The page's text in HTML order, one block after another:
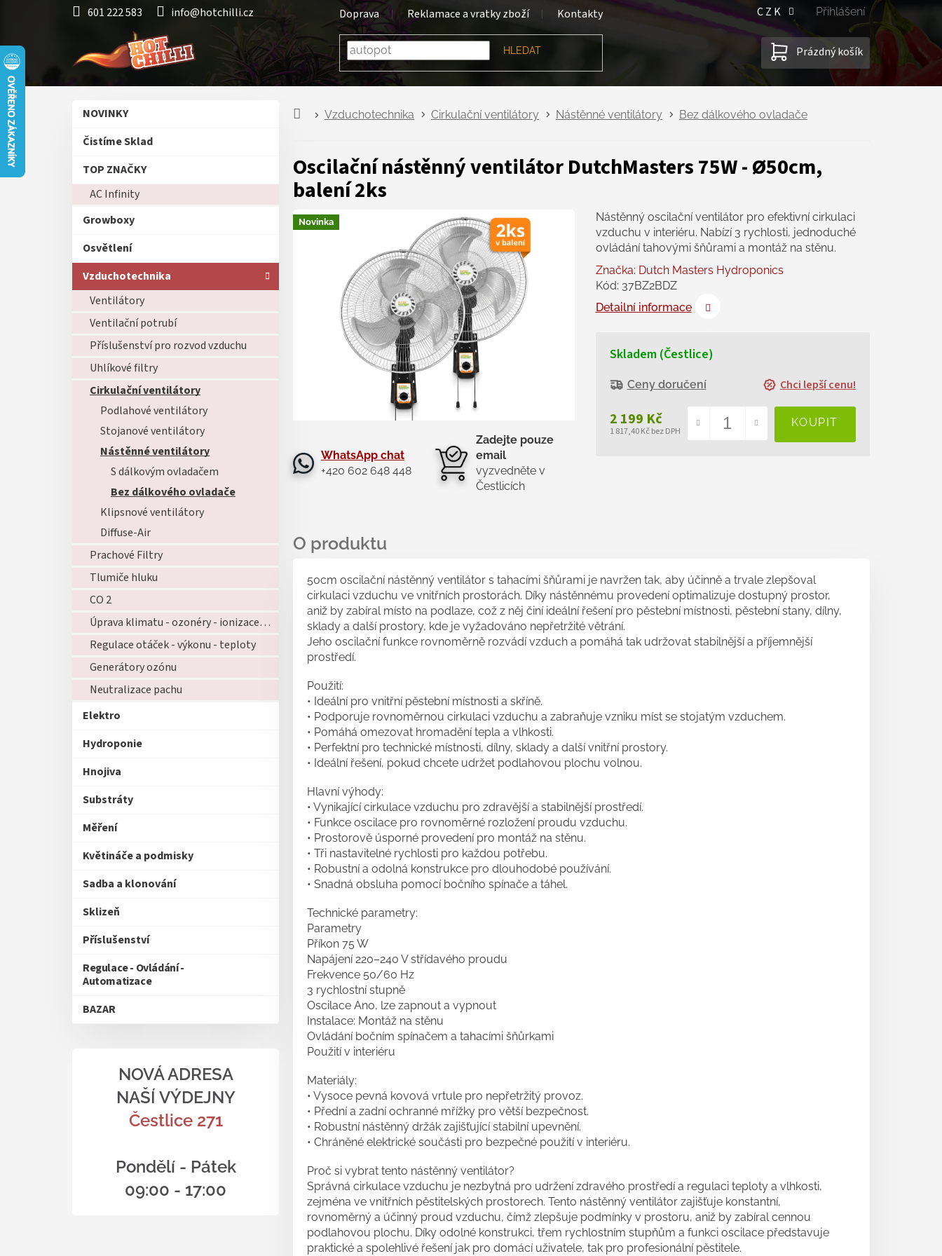
601 222 583 info@hotchilli.cz Doprava Reklamace a vratky zboží Kontakty CZK Přihlášení
HLEDAT
NÁKUPNÍ
KOŠÍK
Prázdný košík
a
a
e
Přeskočit
NOVINKY
Čistíme Sklad
TOP ZNAČKY
AC Infinity
Growboxy
Osvětlení
Vzduchotechnika
Ventilátory
Ventilační potrubí
Příslušenství pro rozvod vzduchu
Uhlíkové filtry
Cirkulační ventilátory
Podlahové ventilátory
Stojanové ventilátory
Nástěnné ventilátory
S dálkovým ovladačem
Bez dálkového ovladače
Klipsnové ventilátory
Diffuse-Air
Prachové Filtry
Tlumiče hluku
CO 2
Úprava klimatu - ozonéry - ionizace - zvlhčovače - atd...
Regulace otáček - výkonu - teploty
Generátory ozónu
Neutralizace pachu
Elektro
Hydroponie
Hnojiva
Substráty
Měření
Květináče a podmisky
Sadba a klonování
Sklizeň
Příslušenství
Regulace - Ovládání -
Automatizace
BAZAR
NOVÁ ADRESA
NAŠÍ VÝDEJNY
Čestlice 271
Pondělí - Pátek
09:00 - 17:00
Vzduchotechnika Cirkulační ventilátory Nástěnné ventilátory Bez dálkového ovladače
Oscilační nástěnný ventilátor DutchMasters 75W - Ø50cm,
balení 2ks
Novinka
WhatsApp chat
+420 602 648 448
Zadejte pouze
email
vyzvedněte v
Čestlicích
2 199 Kč
1 817,40 Kč bez DPH
Skladem (Čestlice)
Ceny doručení Chci lepší cenu!
Nástěnný oscilační ventilátor pro efektivní cirkulaci
vzduchu v interiéru. Nabízí 3 rychlosti, jednoduché
ovládání tahovými šňůrami a montáž na stěnu.
Detailní informace
Značka: Dutch Masters Hydroponics
Kód: 37BZ2BDZ
50cm oscilační nástěnný ventilátor s tahacími šňůrami je navržen tak, aby účinně a trvale zlepšoval
cirkulaci vzduchu ve vnitřních prostorách. Díky nástěnnému provedení optimalizuje dostupný prostor,
aniž by zabíral místo na podlaze, což z něj činí ideální řešení pro pěstební místnosti, pěstební stany, dílny,
sklady a další prostory, kde je vyžadováno nepřetržité větrání.
Jeho oscilační funkce rovnoměrně rozvádí vzduch a pomáhá tak udržovat stabilnější a příjemnější
prostředí.
Použití:
• Ideální pro vnitřní pěstební místnosti a skříně.
• Podporuje rovnoměrnou cirkulaci vzduchu a zabraňuje vzniku míst se stojatým vzduchem.
• Pomáhá omezovat hromadění tepla a vlhkosti.
• Perfektní pro technické místnosti, dílny, sklady a další vnitřní prostory.
• Ideální řešení, pokud chcete udržet podlahovou plochu volnou.
Hlavní výhody:
• Vynikající cirkulace vzduchu pro zdravější a stabilnější prostředí.
• Funkce oscilace pro rovnoměrné rozložení proudu vzduchu.
• Prostorově úsporné provedení pro montáž na stěnu.
• Tři nastavitelné rychlosti pro každou potřebu.
• Robustní a odolná konstrukce pro dlouhodobé používání.
• Snadná obsluha pomocí bočního spínače a táhel.
Technické parametry:
Parametry
Příkon 75 W
Napájení 220–240 V střídavého proudu
Frekvence 50/60 Hz
3 rychlostní stupně
Oscilace Ano, lze zapnout a vypnout
Instalace: Montáž na stěnu
Ovládání bočním spínačem a tahacími šňůrkami
Použití v interiéru
Materiály:
•⁠ ⁠Vysoce pevná kovová vrtule pro nepřetržitý provoz.
• Přední a zadní ochranné mřížky pro větší bezpečnost.
• Robustní nástěnný držák zajišťující stabilní upevnění.
•⁠ ⁠Chráněné elektrické součásti pro bezpečné použití v interiéru.
Proč si vybrat tento nástěnný ventilátor?
Správná cirkulace vzduchu je nezbytná pro udržení zdravého prostředí a regulaci teploty a vlhkosti,
zejména ve vnitřních pěstitelských prostorech. Tento nástěnný ventilátor zajišťuje konstantní,
rovnoměrný a účinný proud vzduchu, čímž zlepšuje podmínky v prostoru, aniž by zabíral cennou
podlahovou plochu. Díky odolné konstrukci, třem rychlostním stupňům a funkci oscilace představuje
praktické a spolehlivé řešení jak pro domácí uživatele, tak pro profesionální pěstitele.